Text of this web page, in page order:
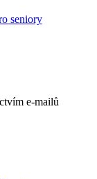
seniory
e-mailů